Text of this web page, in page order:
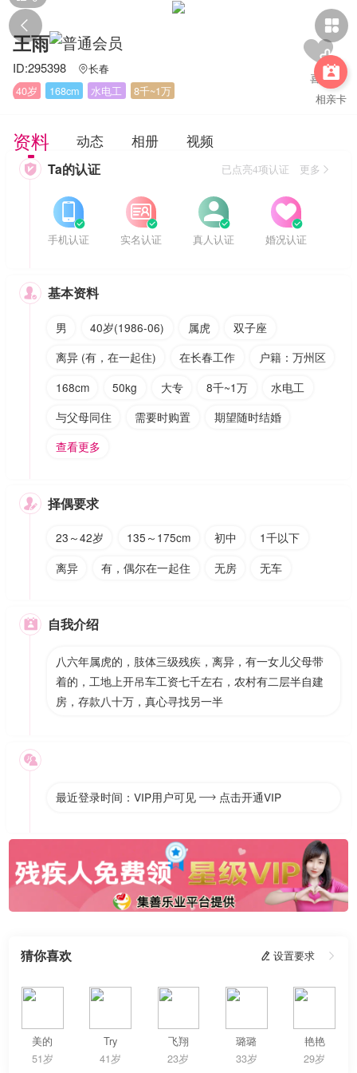
 

相亲卡
王雨
ID:295398 长春
40岁
168cm 水电工 8千~1万
资料 动态 相册 视频
 Ta的认证 已点亮4项认证 更多


手机认证


实名认证


真人认证


婚况认证
 基本资料
男 40岁(1986-06) 属虎
双子座
离异 (有，在一起住)
在长春工作
户籍：万州区
168cm
50kg 大专 8千~1万
水电工
与父母同住
需要时购置
期望随时结婚
查看更多
 择偶要求
23～42岁 135～175cm 初中
1千以下
离异
有，偶尔在一起住 无房 无车
 自我介绍
八六年属虎的，肢体三级残疾，离异，有一女儿父母带
着的，工地上开吊车工资七千左右，农村有二层半自建
房，存款八十万，真心寻找另一半

最近登录时间：VIP用户可见  点击开通VIP
猜你喜欢  设置要求 
美的
51岁
Try
41岁
飞翔
23岁
璐璐
33岁
艳艳
29岁